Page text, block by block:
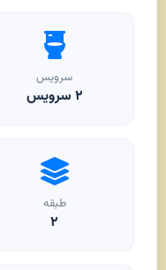
سرویس
۲ سرویس
طبقه
۲